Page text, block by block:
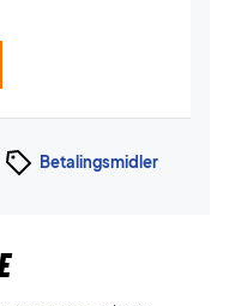
Betalingsmidler